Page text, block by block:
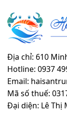
Địa chỉ: 610
Hotline: 0937
Email:
Mã số thuế:
Đại diện: Lê Thị